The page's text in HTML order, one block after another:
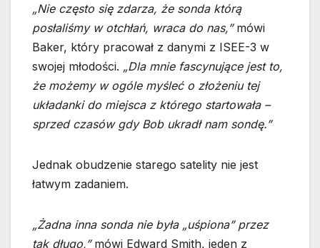
„Nie często się zdarza, że sonda którą
posłaliśmy w otchłań, wraca do nas,”mówi
Baker, który pracował z danymi z ISEE-3 w
swojej młodości. „Dla mnie fascynujące jest to,
że możemy w ogóle myśleć o złożeniu tej
układanki do miejsca z którego startowała –
sprzed czasów gdy Bob ukradł nam sondę.”
Jednak obudzenie starego satelity nie jest
łatwym zadaniem.
„Żadna inna sonda nie była „uśpiona” przez
tak długo,”mówi Edward Smith, jeden z